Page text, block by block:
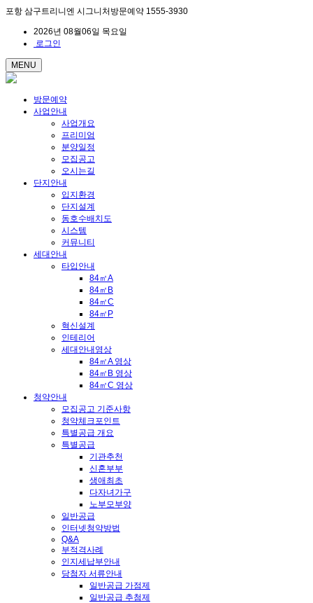
포항 삼구트리니엔 시그니처방문예약 1555-3930
2026년 08월06일 목요일
로그인
MENU
방문예약
사업안내
사업개요
프리미엄
분양일정
모집공고
오시는길
단지안내
입지환경
단지설계
동호수배치도
시스템
커뮤니티
세대안내
타입안내
84㎡A
84㎡B
84㎡C
84㎡P
혁신설계
인테리어
세대안내영상
84㎡A 영상
84㎡B 영상
84㎡C 영상
청약안내
모집공고 기준사항
청약체크포인트
특별공급 개요
특별공급
기관추천
신혼부부
생애최초
다자녀가구
노부모부양
일반공급
인터넷청약방법
Q&A
부적격사례
인지세납부안내
당첨자 서류안내
일반공급 가점제
일반공급 추첨제